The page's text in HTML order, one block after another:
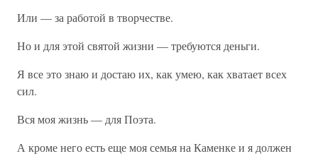
Или — за работой в творчестве.
Но и для этой святой жизни — требуются деньги.
Я все это знаю и достаю их, как умею, как хватает всех
сил.
Вся моя жизнь — для Поэта.
А кроме него есть еще моя семья на Каменке и я должен